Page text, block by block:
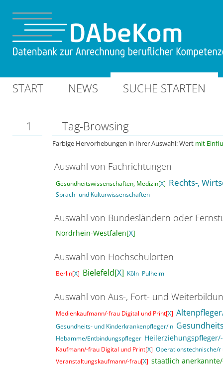
START NEWS SUCHE STARTEN
1 Tag-Browsing
Farbige Hervorhebungen in Ihrer Auswahl: Wert mit
Auswahl von Fachrichtungen
Gesundheitswissenschaften, Medizin[X] Rechts-,
Sprach- und Kulturwissenschaften
Auswahl von Bundesländern oder
Nordrhein-Westfalen[X]
Auswahl von Hochschulorten
Berlin[X] Bielefeld[X] Köln Pulheim
Auswahl von Aus-, Fort- und
Medienkaufmann/-frau Digital und Print[X]
Gesundheits- und Kinderkrankenpfleger/in
Hebamme/Entbindungspfleger
Kaufmann/-frau Digital und Print[X] Operationstechnische/
Veranstaltungskaufmann/-frau[X] staatlich